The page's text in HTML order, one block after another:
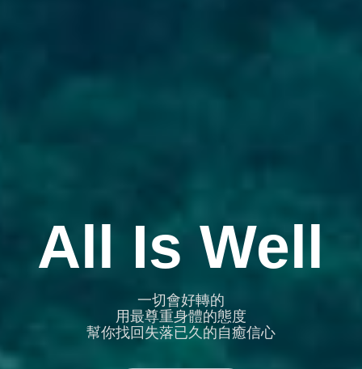
All Is Well
一切會好轉的
用最尊重身體的態度
幫你找回失落已久的自癒信心